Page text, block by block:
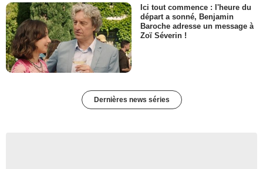
Ici tout commence : l'heure du
départ a sonné, Benjamin
Baroche adresse un message à
Zoï Séverin !
Dernières news séries